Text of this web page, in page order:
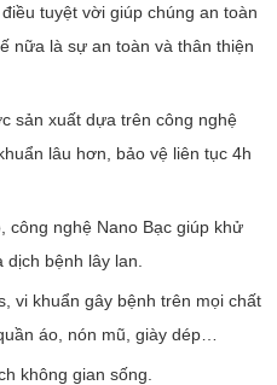
tuyệt vời giúp chúng an toàn
nữa là sự an toàn và thân thiện
sản xuất dựa trên công nghệ
lâu hơn, bảo vệ liên tục 4h
công nghệ Nano Bạc giúp khử
bệnh lây lan.
vi khuẩn gây bệnh trên mọi chất
áo, nón mũ, giày dép…
không gian sống.